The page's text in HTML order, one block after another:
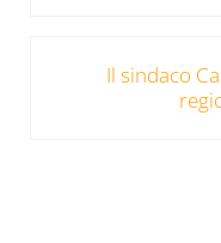
Il sindaco